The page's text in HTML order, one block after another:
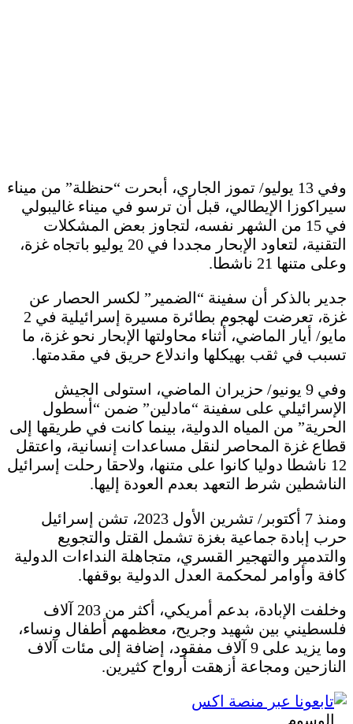
وفي 13 يوليو/ تموز الجاري، أبحرت “حنظلة” من ميناء
سيراكوزا الإيطالي، قبل أن ترسو في ميناء غاليبولي
في 15 من الشهر نفسه، لتجاوز بعض المشكلات
التقنية، لتعاود الإبحار مجددا في 20 يوليو باتجاه غزة،
وعلى متنها 21 ناشطا.
جدير بالذكر أن سفينة “الضمير” لكسر الحصار عن
غزة، تعرضت لهجوم بطائرة مسيرة إسرائيلية في 2
مايو/ أيار الماضي، أثناء محاولتها الإبحار نحو غزة، ما
تسبب في ثقب بهيكلها واندلاع حريق في مقدمتها.
وفي 9 يونيو/ حزيران الماضي، استولى الجيش
الإسرائيلي على سفينة “مادلين” ضمن “أسطول
الحرية” من المياه الدولية، بينما كانت في طريقها إلى
قطاع غزة المحاصر لنقل مساعدات إنسانية، واعتقل
12 ناشطا دوليا كانوا على متنها، ولاحقا رحلت إسرائيل
الناشطين شرط التعهد بعدم العودة إليها.
ومنذ 7 أكتوبر/ تشرين الأول 2023، تشن إسرائيل
حرب إبادة جماعية بغزة تشمل القتل والتجويع
والتدمير والتهجير القسري، متجاهلة النداءات الدولية
كافة وأوامر لمحكمة العدل الدولية بوقفها.
وخلفت الإبادة، بدعم أمريكي، أكثر من 203 آلاف
فلسطيني بين شهيد وجريح، معظمهم أطفال ونساء،
وما يزيد على 9 آلاف مفقود، إضافة إلى مئات آلاف
النازحين ومجاعة أزهقت أرواح كثيرين.
الوسوم